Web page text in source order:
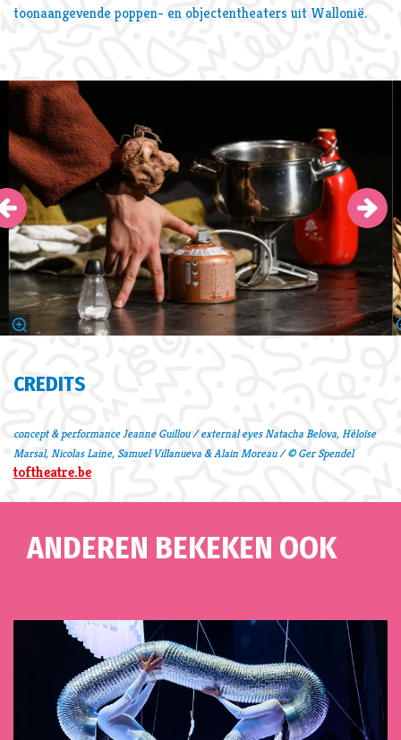
toonaangevende poppen- en objectentheaters uit Wallonië.
Overslaan
CREDITS
concept & performance Jeanne Guillou / external eyes Natacha Belova, Héloïse
Marsal, Nicolas Laine, Samuel Villanueva & Alain Moreau / © Ger Spendel
toftheatre.be
ANDEREN BEKEKEN OOK